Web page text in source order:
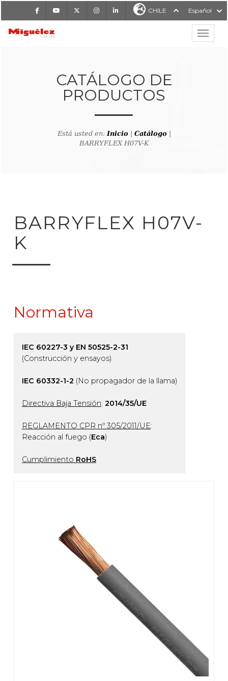
FacebookYoutube InstagramLinkedIn CHILE Español
MIGUÉLEZ CABLES
CATÁLOGO DE
PRODUCTOS
Está usted en:Inicio| Catálogo|
BARRYFLEX H07V-K
al buscador de
BARRYFLEX H07V-
K
Normativa
IEC 60227-3 y EN 50525-2-31
(Construcción y ensayos)
IEC 60332-1-2 (No propagador de la llama)
Directiva Baja Tensión: 2014/35/UE
REGLAMENTO CPR nº 305/2011/UE:
Reacción al fuego (Eca)
Cumplimiento RoHS